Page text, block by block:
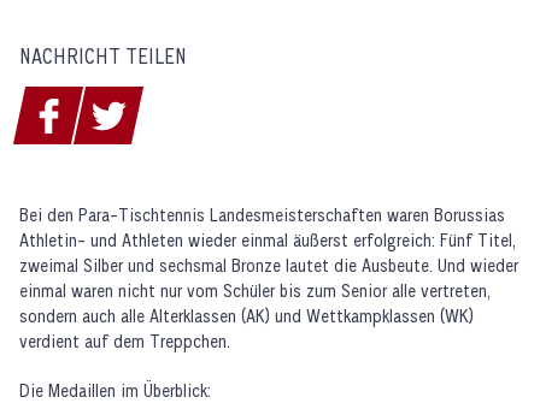
NACHRICHT TEILEN
Bei den Para-Tischtennis Landesmeisterschaften waren Borussias
Athletin- und Athleten wieder einmal äußerst erfolgreich: Fünf Titel,
zweimal Silber und sechsmal Bronze lautet die Ausbeute. Und wieder
einmal waren nicht nur vom Schüler bis zum Senior alle vertreten,
sondern auch alle Alterklassen (AK) und Wettkampklassen (WK)
verdient auf dem Treppchen.
Die Medaillen im Überblick: